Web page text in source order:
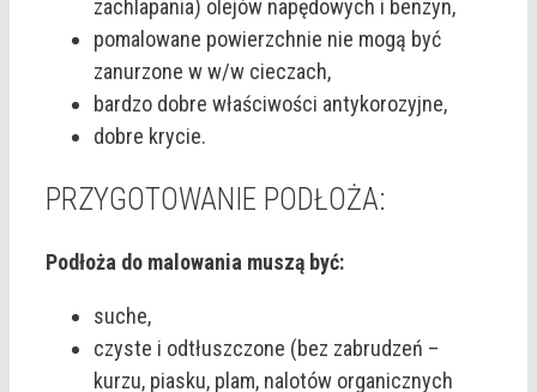
zachlapania) olejów napędowych i benzyn,
pomalowane powierzchnie nie mogą być
zanurzone w w/w cieczach,
bardzo dobre właściwości antykorozyjne,
dobre krycie.
PRZYGOTOWANIE PODŁOŻA:
Podłoża do malowania muszą być:
suche,
czyste i odtłuszczone (bez zabrudzeń –
kurzu, piasku, plam, nalotów organicznych